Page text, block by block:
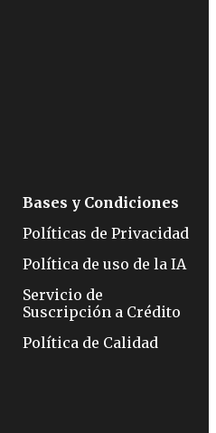
Bases y Condiciones
Políticas de Privacidad
Política de uso de la IA
Servicio de
Suscripción a Crédito
Política de Calidad